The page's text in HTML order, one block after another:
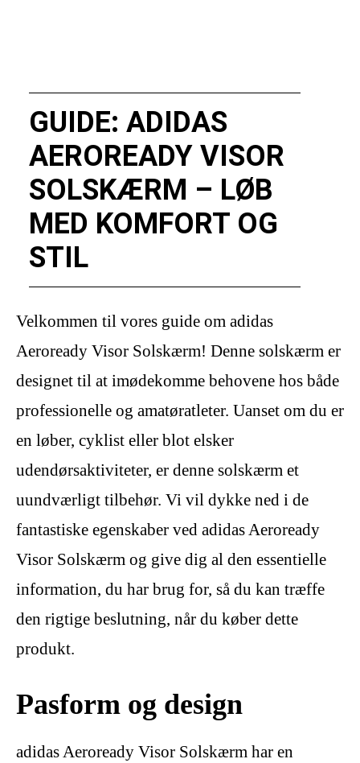
GUIDE: ADIDAS
AEROREADY VISOR
SOLSKÆRM – LØB
MED KOMFORT OG
STIL
Velkommen til vores guide om adidas
Aeroready Visor Solskærm! Denne solskærm er
designet til at imødekomme behovene hos både
professionelle og amatøratleter. Uanset om du er
en løber, cyklist eller blot elsker
udendørsaktiviteter, er denne solskærm et
uundværligt tilbehør. Vi vil dykke ned i de
fantastiske egenskaber ved adidas Aeroready
Visor Solskærm og give dig al den essentielle
information, du har brug for, så du kan træffe
den rigtige beslutning, når du køber dette
produkt.
Pasform og design
adidas Aeroready Visor Solskærm har en